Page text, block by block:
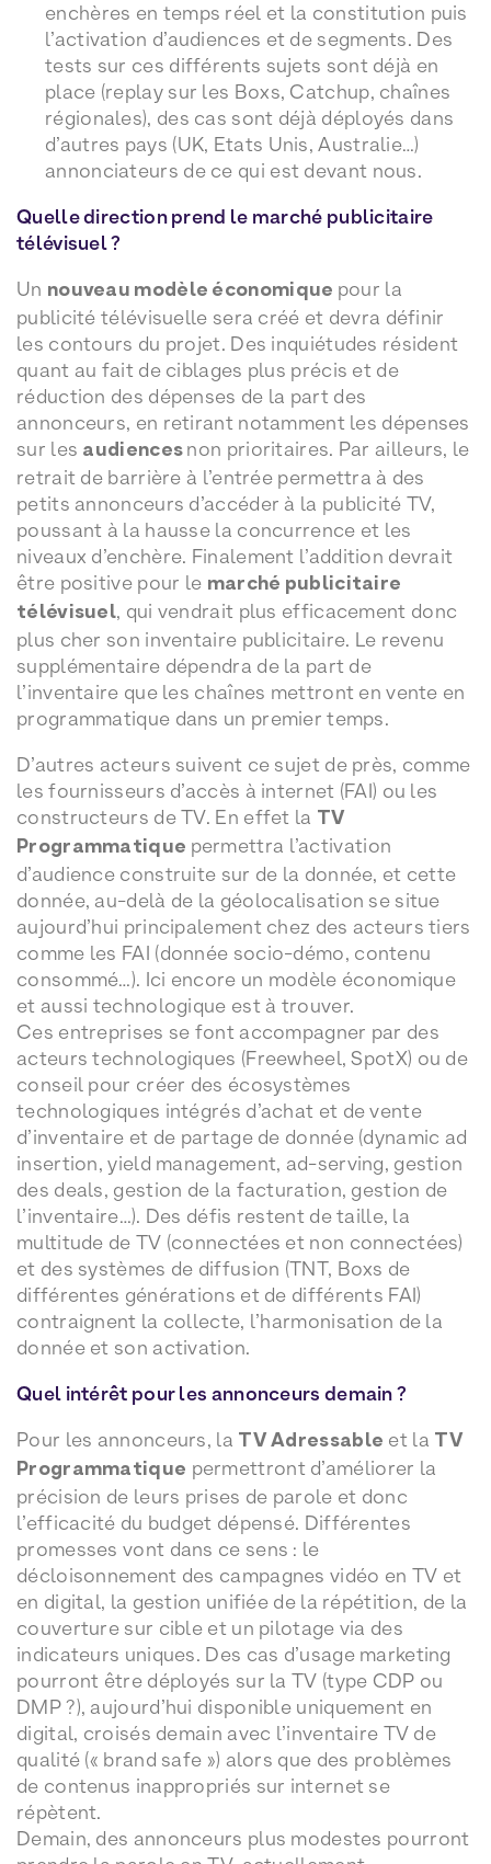
enchères en temps réel et la constitution puis
l’activation d’audiences et de segments. Des
tests sur ces différents sujets sont déjà en
place (replay sur les Boxs, Catchup, chaînes
régionales), des cas sont déjà déployés dans
d’autres pays (UK, Etats Unis, Australie…)
annonciateurs de ce qui est devant nous.
Quelle direction prend le marché publicitaire
télévisuel ?
Un nouveau modèle économique pour la
publicité télévisuelle sera créé et devra définir
les contours du projet. Des inquiétudes résident
quant au fait de ciblages plus précis et de
réduction des dépenses de la part des
annonceurs, en retirant notamment les dépenses
sur les audiencesnon prioritaires. Par ailleurs, le
retrait de barrière à l’entrée permettra à des
petits annonceurs d’accéder à la publicité TV,
poussant à la hausse la concurrence et les
niveaux d’enchère. Finalement l’addition devrait
être positive pour le marché publicitaire
télévisuel, qui vendrait plus efficacement donc
plus cher son inventaire publicitaire. Le revenu
supplémentaire dépendra de la part de
l’inventaire que les chaînes mettront en vente en
programmatique dans un premier temps.
D’autres acteurs suivent ce sujet de près, comme
les fournisseurs d’accès à internet (FAI) ou les
constructeurs de TV. En effet la TV
Programmatique permettra l’activation
d’audience construite sur de la donnée, et cette
donnée, au-delà de la géolocalisation se situe
aujourd’hui principalement chez des acteurs tiers
comme les FAI (donnée socio-démo, contenu
consommé…). Ici encore un modèle économique
et aussi technologique est à trouver.
Ces entreprises se font accompagner par des
acteurs technologiques (Freewheel, SpotX) ou de
conseil pour créer des écosystèmes
technologiques intégrés d’achat et de vente
d’inventaire et de partage de donnée (dynamic ad
insertion, yield management, ad-serving, gestion
des deals, gestion de la facturation, gestion de
l’inventaire…). Des défis restent de taille, la
multitude de TV (connectées et non connectées)
et des systèmes de diffusion (TNT, Boxs de
différentes générations et de différents FAI)
contraignent la collecte, l’harmonisation de la
donnée et son activation.
Quel intérêt pour les annonceurs demain ?
Pour les annonceurs, la TV Adressable et la TV
Programmatique permettront d’améliorer la
précision de leurs prises de parole et donc
l’efficacité du budget dépensé. Différentes
promesses vont dans ce sens : le
décloisonnement des campagnes vidéo en TV et
en digital, la gestion unifiée de la répétition, de la
couverture sur cible et un pilotage via des
indicateurs uniques. Des cas d’usage marketing
pourront être déployés sur la TV (type CDP ou
DMP ?), aujourd’hui disponible uniquement en
digital, croisés demain avec l’inventaire TV de
qualité (« brand safe ») alors que des problèmes
de contenus inappropriés sur internet se
répètent.
Demain, des annonceurs plus modestes pourront